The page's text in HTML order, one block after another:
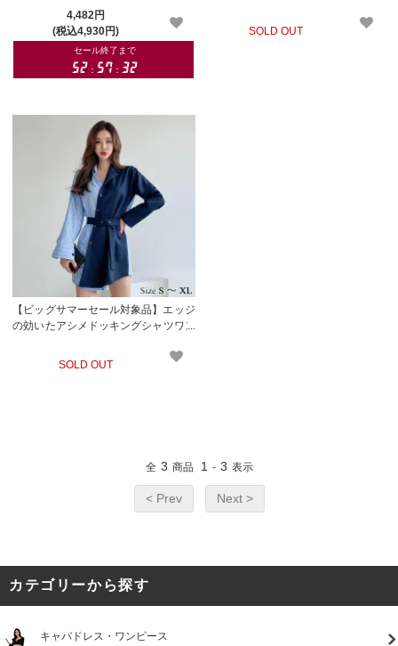
(キャバドレス・CABARETDRESS)
4,482円
(税込4,930円)
レス・CABARETDRESS)
SOLD OUT
【ビッグサマーセール対象品】エッジ
の効いたアシメドッキングシャツワン
SOLD OUT
全 3 商品 1 - 3 表示
< Prev Next >
カテゴリーから探す
キャバドレス・ワンピース